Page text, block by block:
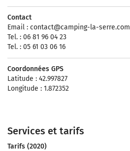
Contact
Email : contact@camping-la-serre.com
Tel. : 06 81 96 04 23
Tel. : 05 61 03 06 16
Coordonnées GPS
Latitude : 42.997827
Longitude : 1.872352
Services et tarifs
Tarifs (2020)